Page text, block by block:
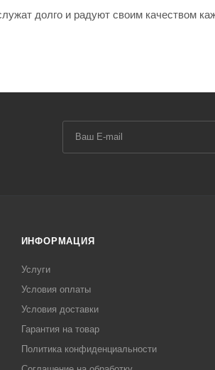
долго и радуют своим качеством
ИНФОРМАЦИЯ
Услуги
Условия оплаты
Условия доставки
Гарантия на товар
Политика конфиденциальности